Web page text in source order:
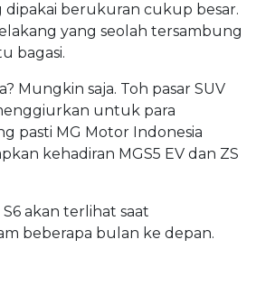
berukuran cukup besar.
yang seolah tersambung
bagasi.
Mungkin saja. Toh pasar SUV
untuk para
pasti MG Motor Indonesia
kehadiran MGS5 EV dan ZS
akan terlihat saat
beberapa bulan ke depan.